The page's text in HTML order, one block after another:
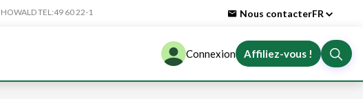
HOWALD TEL:49 60 22-1 Nous contacterFR
Connexion Affiliez-vous !